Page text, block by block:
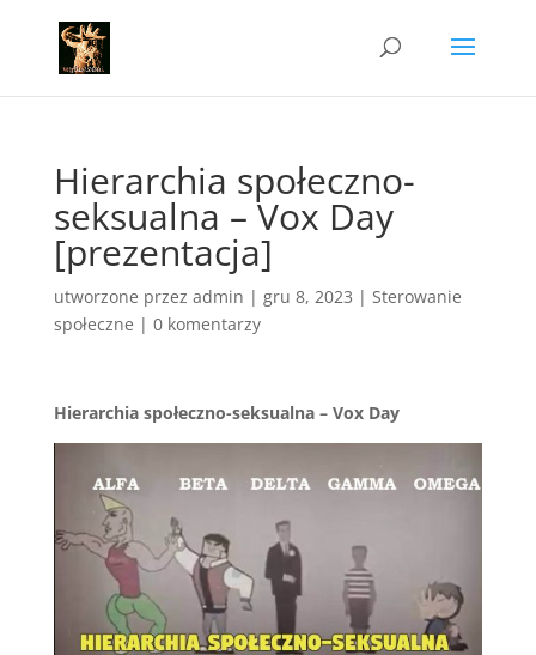
Hierarchia społeczno-
seksualna – Vox Day
[prezentacja]
utworzone przez admin | gru 8, 2023 | Sterowanie
społeczne | 0 komentarzy
Hierarchia społeczno-seksualna – Vox Day